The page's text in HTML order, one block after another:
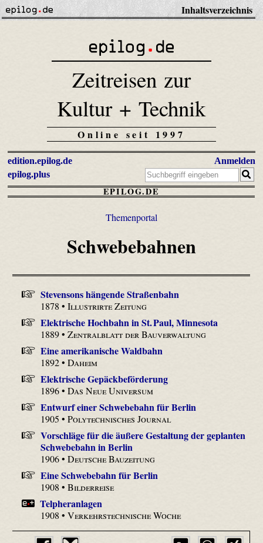
Inhaltsverzeichnis
Zeitreisen zur
Kultur + Technik
Online seit 1997
edition.epilog.de
epilog.plus
Anmelden
EPILOG.DE
Themenportal
Schwebebahnen
Stevensons hängende Straßenbahn
1878 •Illustrirte Zeitung
Elektrische Hochbahn in St. Paul, Minnesota
1889 •Zentralblatt der Bauverwaltung
Eine amerikanische Waldbahn
1892 •Daheim
Elektrische Gepäckbeförderung
1896 •Das Neue Universum
Entwurf einer Schwebebahn für Berlin
1905 •Polytechnisches Journal
Vorschläge für die äußere Gestaltung der geplanten
Schwebebahn in Berlin
1906 •Deutsche Bauzeitung
Eine Schwebebahn für Berlin
1908 •Bilderreise
Telpheranlagen
1908 •Verkehrstechnische Woche